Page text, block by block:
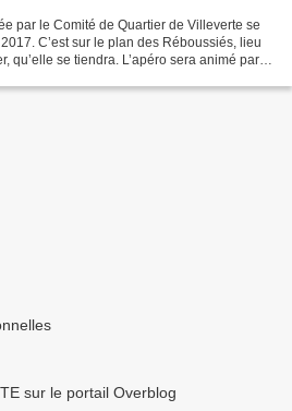
par le Comité de Quartier de Villeverte se
C’est sur le plan des Réboussiés, lieu
qu’elle se tiendra. L’apéro sera animé par la
sur le portail Overblog